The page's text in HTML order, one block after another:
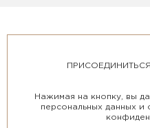
Нажимая на кнопку, вы
персональных данных и